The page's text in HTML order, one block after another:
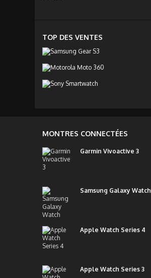
TOP DES VENTES
MONTRES CONNECTÉES
Garmin Vivoactive 3
Samsung Galaxy Watch
Apple Watch Series 4
Apple Watch Series 3